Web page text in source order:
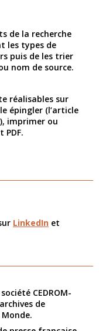
de la recherche
les types de
puis de les trier
nom de source.
réalisables sur
épingler (l’article
imprimer ou
LinkedIn et
CEDROM-
de